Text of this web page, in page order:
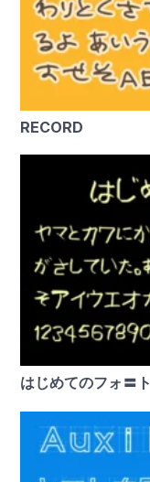
RECORD
はじめてのフォ〓ト